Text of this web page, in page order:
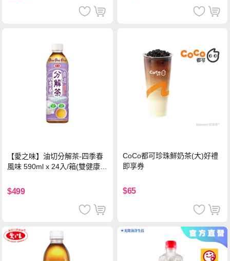
【愛之味】油切分解茶-四季春
風味 590ml x 24入/箱(雙健康認
$499
CoCo都可珍珠鮮奶茶(大)好禮
即享券
$65